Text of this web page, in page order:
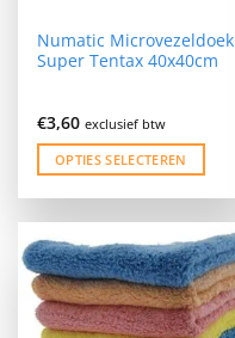
Numatic Microvezeldoek
Super Tentax 40x40cm
€3,60 exclusief btw
OPTIES SELECTEREN
heeft
meerdere
variaties.
Deze